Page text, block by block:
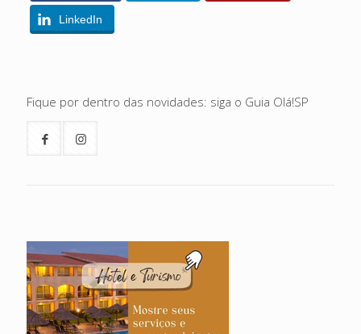
LinkedIn
Fique por dentro das novidades: siga o Guia Olá!SP